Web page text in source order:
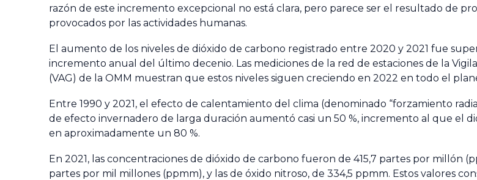
razón de este incremento excepcional no está clara, pero parece ser el resultado de
provocados por las actividades humanas.
El aumento de los niveles de dióxido de carbono registrado entre 2020 y 2021 fue
incremento anual del último decenio. Las mediciones de la red de estaciones de la
(VAG) de la OMM muestran que estos niveles siguen creciendo en 2022 en todo el
Entre 1990 y 2021, el efecto de calentamiento del clima (denominado “forzamiento
de efecto invernadero de larga duración aumentó casi un 50 %, incremento al que el
en aproximadamente un 80 %.
En 2021, las concentraciones de dióxido de carbono fueron de 415,7 partes por millón
partes por mil millones (ppmm), y las de óxido nitroso, de 334,5 ppmm. Estos valores